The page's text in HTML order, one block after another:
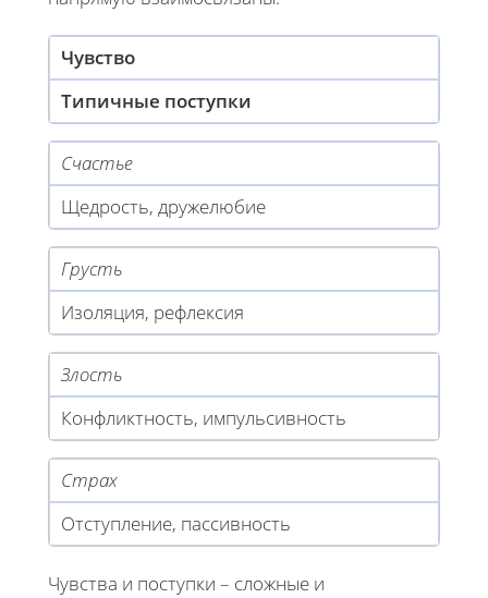
Чувство
Типичные поступки
Счастье
Щедрость, дружелюбие
Грусть
Изоляция, рефлексия
Злость
Конфликтность, импульсивность
Страх
Отступление, пассивность
Чувства и поступки – сложные и